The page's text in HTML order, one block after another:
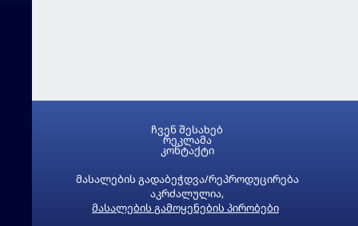
მასალების გადაბეჭდვა/რეპროდუცირება
აკრძალულია,
მასალების გამოყენების პირობები
ჩვენ შესახებ
რეკლამა
კონტაქტი